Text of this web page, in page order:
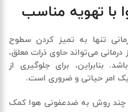
با تهویه مناسب
تنها به تمیز کردن سطوح
می‌تواند حاوی ذرات معلق،
بنابراین، برای جلوگیری از
امر حیاتی و ضروری است.
چند روش به ضدعفونی هوا کمک